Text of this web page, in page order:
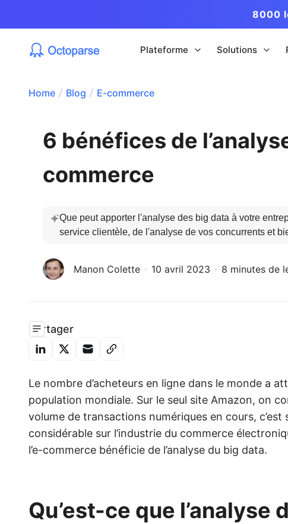
8000
Plateforme Solutions
Home Blog E-commerce
6 bénéfices de
commerce
Que peut apporter l'analyse des big data à votre
service clientèle, de l'analyse de vos concurrents et
Manon Colette 10 avril 2023 8 minutes de
Partager
Le nombre d’acheteurs en ligne dans le monde a
population mondiale. Sur le seul site Amazon, on
volume de transactions numériques en cours,
considérable sur l’industrie du commerce
l’e-commerce bénéficie de l’analyse du big data.
Qu’est-ce que l’analyse